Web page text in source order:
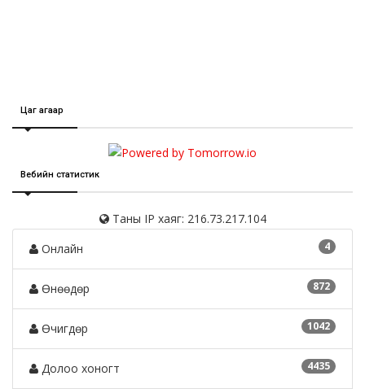
Цаг агаар
Вебийн статистик
Таны IP хаяг: 216.73.217.104
4
Онлайн
872
Өнөөдөр
1042
Өчигдөр
4435
Долоо хоногт